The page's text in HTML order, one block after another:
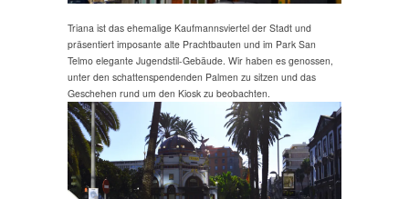
Triana ist das ehemalige Kaufmannsviertel der Stadt und
präsentiert imposante alte Prachtbauten und im Park San
Telmo elegante Jugendstil-Gebäude. Wir haben es genossen,
unter den schattenspendenden Palmen zu sitzen und das
Geschehen rund um den Kiosk zu beobachten.